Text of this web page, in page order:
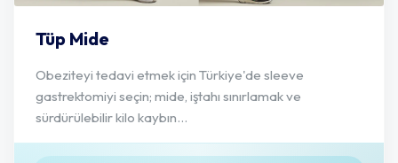
Tüp Mide
Obeziteyi tedavi etmek için Türkiye'de sleeve
gastrektomiyi seçin; mide, iştahı sınırlamak ve
sürdürülebilir kilo kaybın...